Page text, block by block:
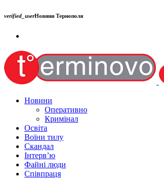
verified_userНовини Тернополя
Новини
Оперативно
Кримінал
Освіта
Воїни тилу
Скандал
Інтерв’ю
Файні люди
Співпраця